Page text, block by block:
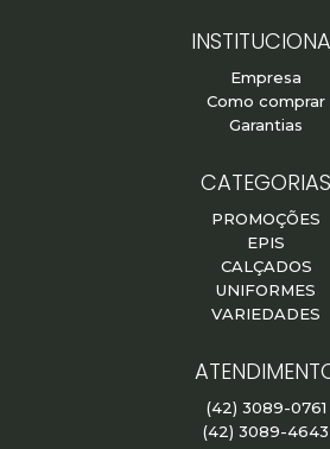
Empresa
Como comprar
Garantias
CATEGORIAS
PROMOÇÕES
EPIS
CALÇADOS
UNIFORMES
VARIEDADES
(42) 3089-0761
(42) 3089-4643